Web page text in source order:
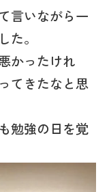
言いながら一
。
かったけれ
てきたなと思
勉強の日を覚